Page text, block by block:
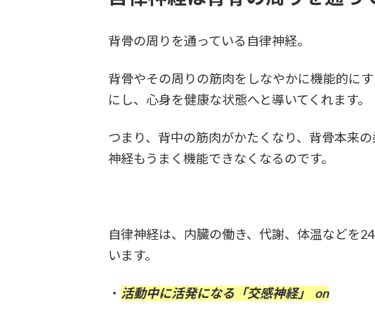
背骨の周りを通っている自律神経。
背骨やその周りの筋肉をしなやかに機能的に
にし、心身を健康な状態へと導いてくれます。
つまり、背中の筋肉がかたくなり、背骨本来
神経もうまく機能できなくなるのです。
自律神経は、内臓の働き、代謝、体温などを
います。
・ 活動中に活発になる「交感神経」 on